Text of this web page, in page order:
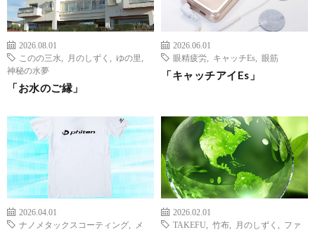
2026.08.01
このの三水
月のしずく ゆの里
神秘の水夢
「お水のご縁」
2026.06.01
眼精疲労
キャッチEs 眼筋
「キャッチアイEs」
2026.04.01
ナノメタックスコーティング
メ
2026.02.01
TAKEFU
竹布 月のしずく
ファ